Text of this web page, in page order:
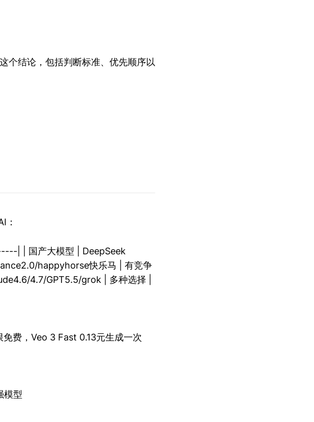
个结论，包括判断标准、优先顺序以
：
| | 国产大模型 | DeepSeek
happyhorse快乐马 | 有竞争
4.7/GPT5.5/grok | 多种选择 |
免费，Veo 3 Fast 0.13元生成一次
模型